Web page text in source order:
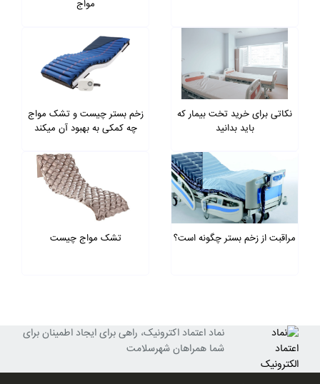
مواج
نکاتی برای خرید تخت بیمار که
باید بدانید
زخم بستر چیست و تشک مواج
چه کمکی به بهبود آن میکند
مراقبت از زخم بستر چگونه است؟ تشک مواج چیست
نماد اعتماد اکترونیک، راهی برای ایجاد اطمینان برای
شما همراهان شهرسلامت